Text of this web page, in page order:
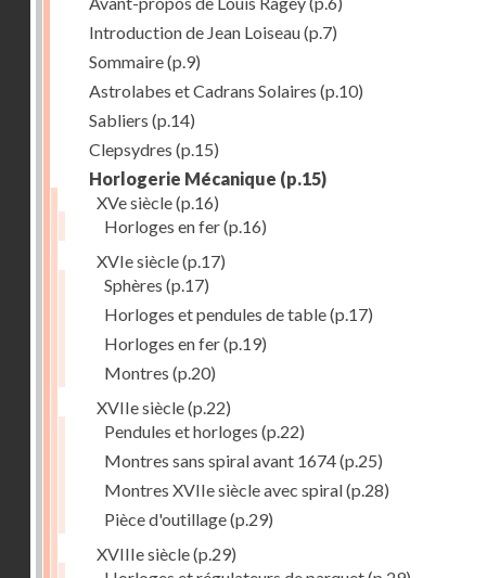
Introduction de Jean Loiseau(p.7)
Sommaire(p.9)
Astrolabes et Cadrans Solaires (p.10)
Sabliers (p.14)
Clepsydres (p.15)
Horlogerie Mécanique (p.15)
XVe siècle(p.16)
Horloges en fer(p.16)
XVIe siècle(p.17)
Sphères (p.17)
Horloges et pendules de table(p.17)
Horloges en fer(p.19)
Montres (p.20)
XVIIe siècle(p.22)
Pendules et horloges (p.22)
Montres sans spiral avant 1674(p.25)
Montres XVIIe siècle avec spiral(p.28)
Pièce d'outillage(p.29)
XVIIIe siècle(p.29)